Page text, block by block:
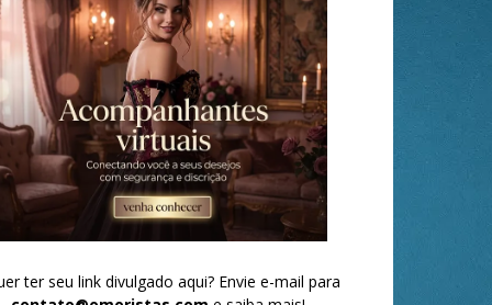
ter seu link divulgado aqui? Envie e-mail para